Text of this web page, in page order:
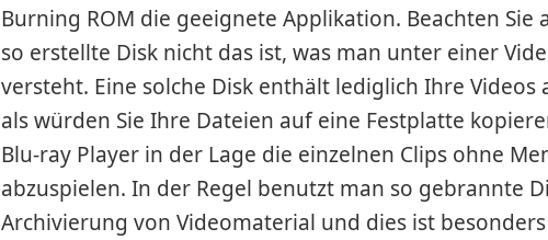
Burning ROM die geeignete Applikation. Beachten Sie
so erstellte Disk nicht das ist, was man unter einer
versteht. Eine solche Disk enthält lediglich Ihre Videos
als würden Sie Ihre Dateien auf eine Festplatte
Blu-ray Player in der Lage die einzelnen Clips ohne
abzuspielen. In der Regel benutzt man so gebrannte
Archivierung von Videomaterial und dies ist